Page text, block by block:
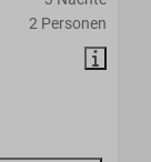
2 Personen